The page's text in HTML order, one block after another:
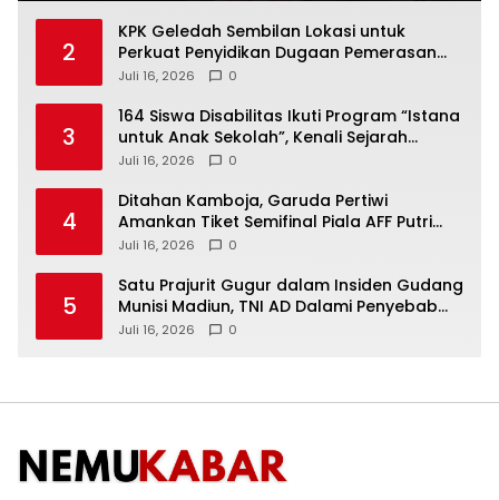
2
KPK Geledah Sembilan Lokasi untuk
Perkuat Penyidikan Dugaan Pemerasan
Bupati Sukoharjo Nonaktif
Juli 16, 2026 0
3
164 Siswa Disabilitas Ikuti Program “Istana
untuk Anak Sekolah”, Kenali Sejarah
Bangsa dan Pemerintahan
Juli 16, 2026 0
4
Ditahan Kamboja, Garuda Pertiwi
Amankan Tiket Semifinal Piala AFF Putri
2026
Juli 16, 2026 0
5
Satu Prajurit Gugur dalam Insiden Gudang
Munisi Madiun, TNI AD Dalami Penyebab
Ledakan
Juli 16, 2026 0